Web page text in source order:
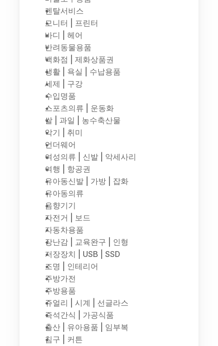
렌탈서비스
모니터 | 프린터
바디 | 헤어
반려동물용품
백화점 | 제화상품권
생활 | 욕실 | 수납용품
세제 | 구강
수입명품
스포츠의류 | 운동화
쌀 | 과일 | 농수축산물
악기 | 취미
언더웨어
여성의류 | 신발 | 악세사리
여행 | 항공권
유아동신발 | 가방 | 잡화
유아동의류
음향기기
자전거 | 보드
자동차용품
장난감 | 교육완구 | 인형
저장장치 | USB | SSD
조명 | 인테리어
주방가전
주방용품
쥬얼리 | 시계 | 선글라스
즉석간식 | 가공식품
출산 | 유아용품 | 임부복
침구 | 커튼